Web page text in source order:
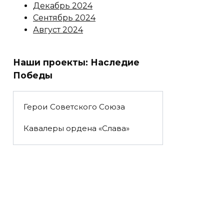
Декабрь 2024
Сентябрь 2024
Август 2024
Наши проекты: Наследие
Победы
Герои Советского Союза
Кавалеры ордена «Слава»